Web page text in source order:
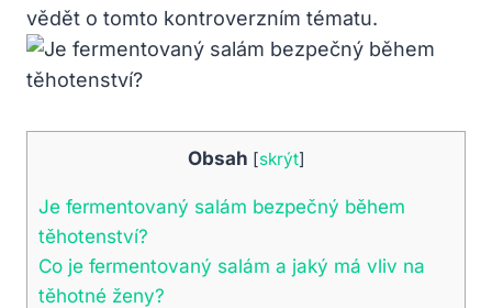
vědět o tomto kontroverzním tématu.
Obsah [skrýt]
Je fermentovaný salám bezpečný během
těhotenství?
Co je fermentovaný salám a jaký má vliv na
těhotné ženy?